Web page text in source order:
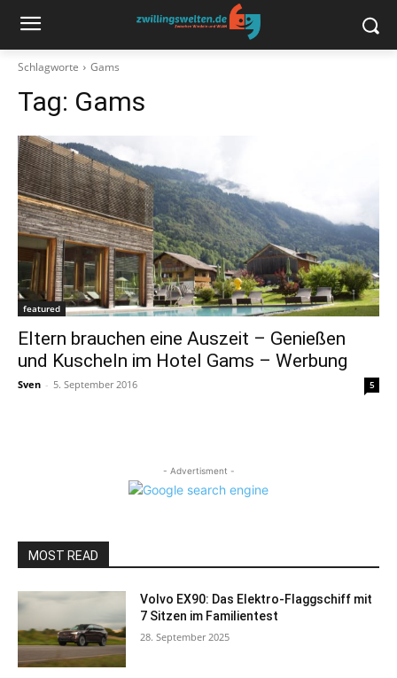
Schlagworte Gams
Tag: Gams
featured
Eltern brauchen eine Auszeit – Genießen
und Kuscheln im Hotel Gams – Werbung
Sven - 5. September 2016 5
- Advertisment -
MOST READ
Volvo EX90: Das Elektro-Flaggschiff mit
7 Sitzen im Familientest
28. September 2025